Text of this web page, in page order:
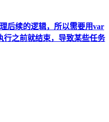
后续的逻辑，所以需要用var
行之前就结束，导致某些任务